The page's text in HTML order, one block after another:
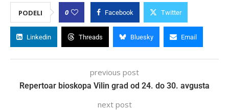
PODELI 0 Facebook Twitter
Linkedin Threads Bluesky Email
previous post
Repertoar bioskopa Vilin grad od 24. do 30. avgusta
next post